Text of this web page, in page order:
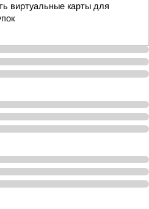
виртуальные карты для